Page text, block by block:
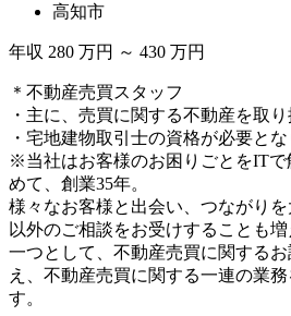
高知市
年収 280 万円 ～ 430 万円
＊不動産売買スタッフ
・主に、売買に関する不動産を取り
・宅地建物取引士の資格が必要とな
※当社はお客様のお困りごとをITで
めて、創業35年。
様々なお客様と出会い、つながり
以外のご相談をお受けすることも
一つとして、不動産売買に関する
え、不動産売買に関する一連の業
す。